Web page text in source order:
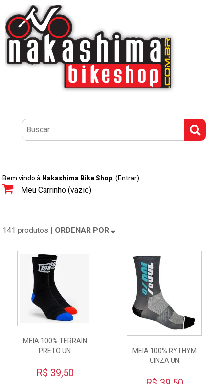
Bem vindo à Nakashima Bike Shop (Entrar)
Meu Carrinho (vazio)
141 produtos | ORDENAR POR
MEIA 100% TERRAIN
PRETO UN
R$ 39,50
MEIA 100% RYTHYM
CINZA UN